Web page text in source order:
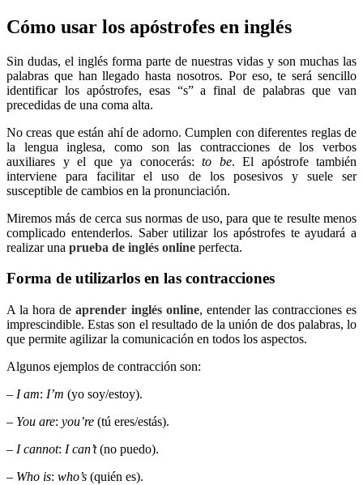
Cómo usar los apóstrofes en inglés
Sin dudas, el inglés forma parte de nuestras vidas y son muchas las
palabras que han llegado hasta nosotros. Por eso, te será sencillo
identificar los apóstrofes, esas “s” a final de palabras que van
precedidas de una coma alta.
No creas que están ahí de adorno. Cumplen con diferentes reglas de
la lengua inglesa, como son las contracciones de los verbos
auxiliares y el que ya conocerás: to be. El apóstrofe también
interviene para facilitar el uso de los posesivos y suele ser
susceptible de cambios en la pronunciación.
Miremos más de cerca sus normas de uso, para que te resulte menos
complicado entenderlos. Saber utilizar los apóstrofes te ayudará a
realizar una prueba de inglés online perfecta.
Forma de utilizarlos en las contracciones
A la hora deaprender inglés online, entender las contracciones es
imprescindible. Estas son el resultado de la unión de dos palabras, lo
que permite agilizar la comunicación en todos los aspectos.
Algunos ejemplos de contracción son:
– I am: I’m (yo soy/estoy).
– You are: you’re (tú eres/estás).
– I cannot: I can’t(no puedo).
– Who is: who’s (quién es).